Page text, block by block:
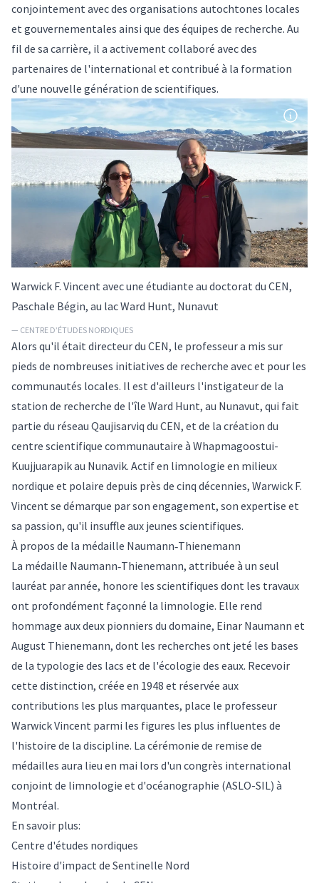
conjointement avec des organisations autochtones locales
et gouvernementales ainsi que des équipes de recherche. Au
fil de sa carrière, il a activement collaboré avec des
partenaires de l'international et contribué à la formation
d'une nouvelle génération de scientifiques.
Warwick F. Vincent avec une étudiante au doctorat du CEN,
Paschale Bégin, au lac Ward Hunt, Nunavut
— CENTRE D’ÉTUDES NORDIQUES
Alors qu'il était directeur du CEN, le professeur a mis sur
pieds de nombreuses initiatives de recherche avec et pour les
communautés locales. Il est d'ailleurs l'instigateur de la
station de recherche de l'île Ward Hunt, au Nunavut, qui fait
partie du réseau Qaujisarviq du CEN, et de la création du
centre scientifique communautaire à Whapmagoostui-
Kuujjuarapik au Nunavik. Actif en limnologie en milieux
nordique et polaire depuis près de cinq décennies, Warwick F.
Vincent se démarque par son engagement, son expertise et
sa passion, qu'il insuffle aux jeunes scientifiques.
À propos de la médaille Naumann‑Thienemann
La médaille Naumann‑Thienemann, attribuée à un seul
lauréat par année, honore les scientifiques dont les travaux
ont profondément façonné la limnologie. Elle rend
hommage aux deux pionniers du domaine, Einar Naumann et
August Thienemann, dont les recherches ont jeté les bases
de la typologie des lacs et de l'écologie des eaux. Recevoir
cette distinction, créée en 1948 et réservée aux
contributions les plus marquantes, place le professeur
Warwick Vincent parmi les figures les plus influentes de
l'histoire de la discipline. La cérémonie de remise de
médailles aura lieu en mai lors d'un congrès international
conjoint de limnologie et d'océanographie (ASLO-SIL) à
Montréal.
En savoir plus:
Centre d'études nordiques
Histoire d'impact de Sentinelle Nord